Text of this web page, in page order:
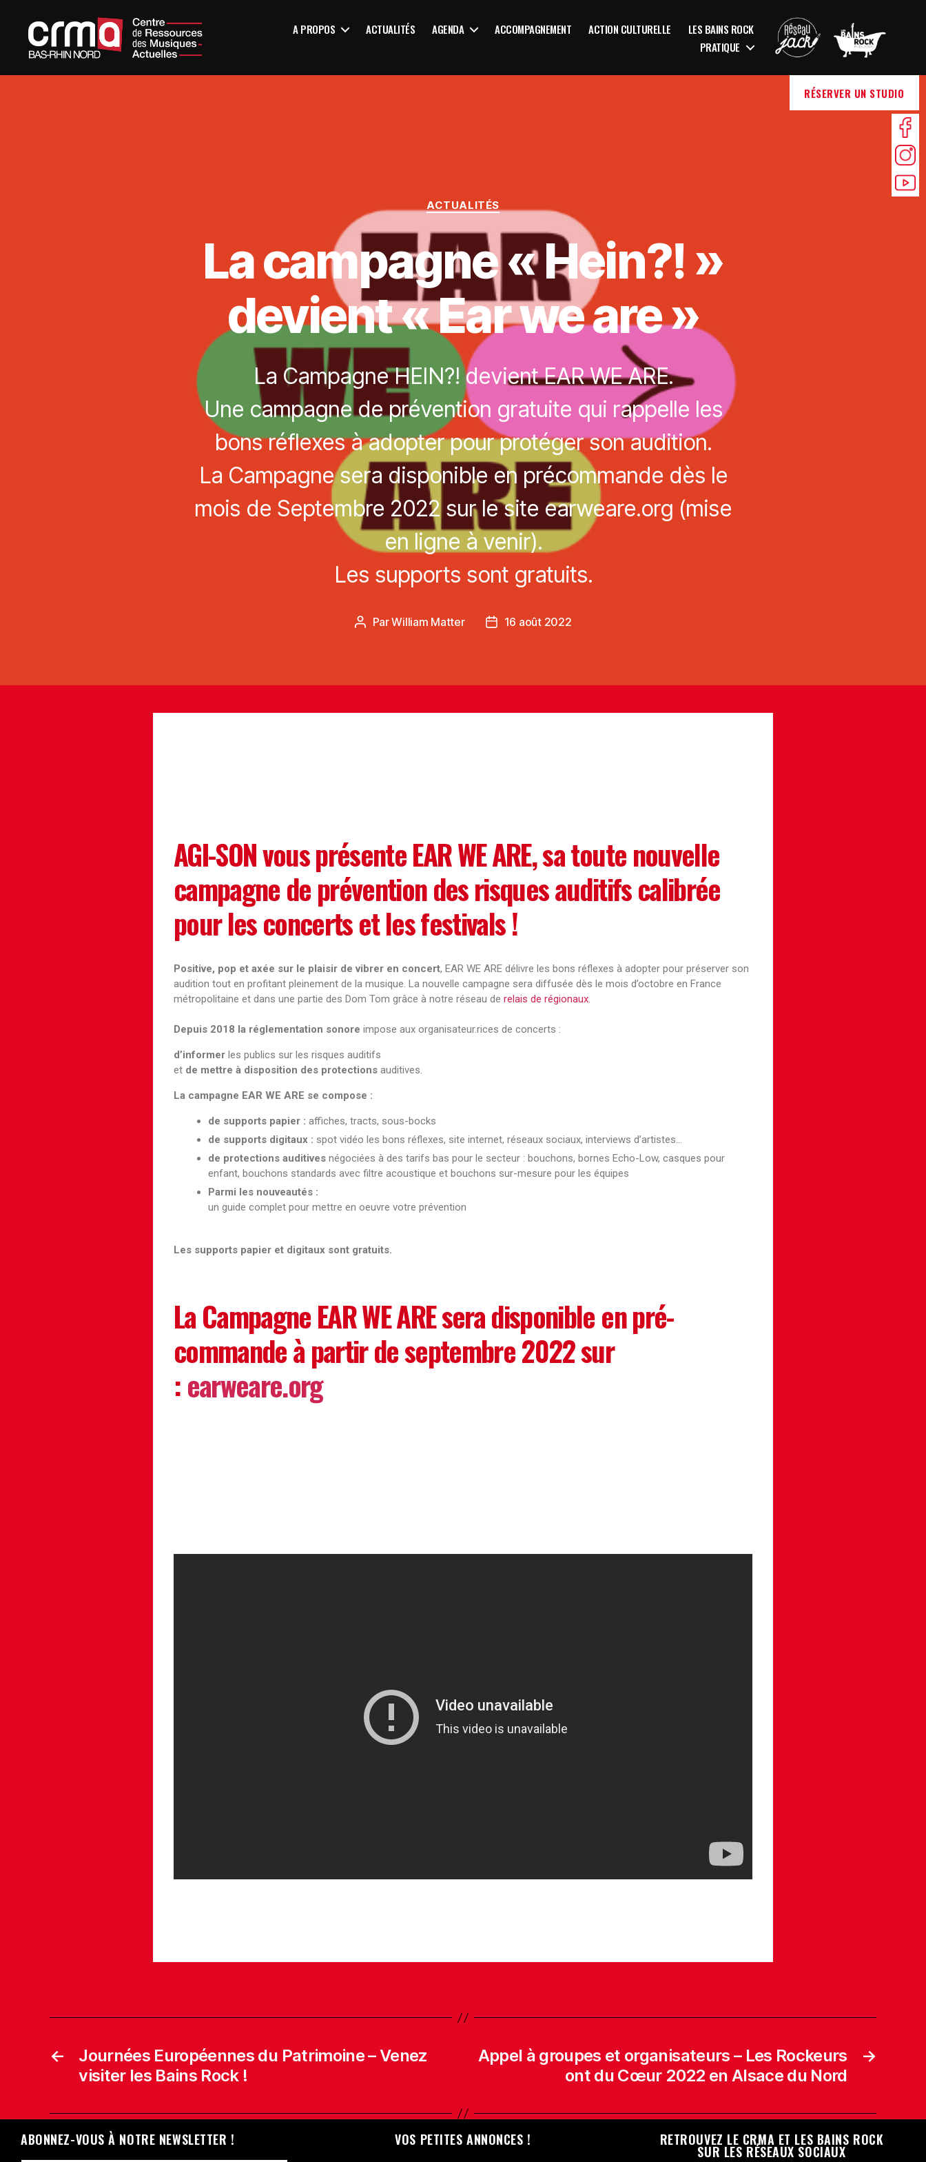
A PROPOS ACTUALITÉS AGENDA ACCOMPAGNEMENT ACTION CULTURELLE
LES BAINS ROCK
PRATIQUE
RÉSERVER UN STUDIO
ACTUALITÉS
La campagne « Hein?! »
devient « Ear we are »
La Campagne HEIN?! devient EAR WE ARE.
Une campagne de prévention gratuite qui rappelle les
bons réflexes à adopter pour protéger son audition.
La Campagne sera disponible en précommande dès le
mois de Septembre 2022 sur le site earweare.org (mise
en ligne à venir).
Les supports sont gratuits.
ParWilliam Matter 16 août 2022
AGI-SON vous présente EAR WE ARE, sa toute nouvelle
campagne de prévention des risques auditifs calibrée
pour les concerts et les festivals !
Positive, pop et axée sur le plaisir de vibrer en concert, EAR WE ARE délivre les bons réflexes à adopter pour préserver son
audition tout en profitant pleinement de la musique. La nouvelle campagne sera diffusée dès le mois d’octobre en France
métropolitaine et dans une partie des Dom Tom grâce à notre réseau de relais de régionaux.
Depuis 2018 la réglementation sonore impose aux organisateur.rices de concerts :
d’informer les publics sur les risques auditifs
et de mettre à disposition des protections auditives.
La campagne EAR WE ARE se compose :
de supports papier : affiches, tracts, sous-bocks
de supports digitaux : spot vidéo les bons réflexes, site internet, réseaux sociaux, interviews d’artistes…
de protections auditives négociées à des tarifs bas pour le secteur : bouchons, bornes Echo-Low, casques pour
enfant, bouchons standards avec filtre acoustique et bouchons sur-mesure pour les équipes
Parmi les nouveautés :
un guide complet pour mettre en oeuvre votre prévention
Les supports papier et digitaux sont gratuits.
La Campagne EAR WE ARE sera disponible en pré-
commande à partir de septembre 2022 sur
:earweare.org
←
Journées Européennes du Patrimoine – Venez
visiter les Bains Rock !
→
Appel à groupes et organisateurs – Les Rockeurs
ont du Cœur 2022 en Alsace du Nord
ABONNEZ-VOUS À NOTRE NEWSLETTER ! VOS PETITES ANNONCES ! RETROUVEZ LE CRMA ET LES BAINS ROCK
SUR LES RÉSEAUX SOCIAUX